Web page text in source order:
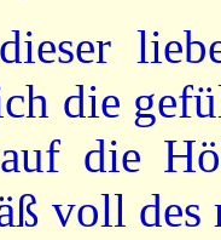
die
die
voll